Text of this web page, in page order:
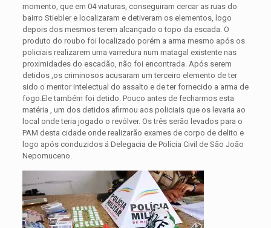
momento, que em 04 viaturas, conseguiram cercar as ruas do
bairro Stiebler e localizaram e detiveram os elementos, logo
depois dos mesmos terem alcançado o topo da escada. O
produto do roubo foi localizado porém a arma mesmo após os
policiais realizarem uma varredura num matagal existente nas
proximidades do escadão, não foi encontrada. Após serem
detidos ,os criminosos acusaram um terceiro elemento de ter
sido o mentor intelectual do assalto e de ter fornecido a arma de
fogo.Ele também foi detido. Pouco antes de fecharmos esta
matéria , um dos detidos afirmou aos policiais que os levaria ao
local onde teria jogado o revólver. Os três serão levados para o
PAM desta cidade onde realizarão exames de corpo de delito e
logo após conduzidos á Delegacia de Polícia Civil de São João
Nepomuceno.